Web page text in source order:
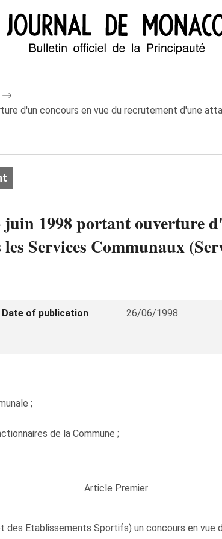
d'un concours en vue du recrutement d'une
1998 portant ouverture
Services Communaux
Date of publication 26/06/1998
;
de la Commune ;
Article Premier
Etablissements Sportifs) un concours en vue